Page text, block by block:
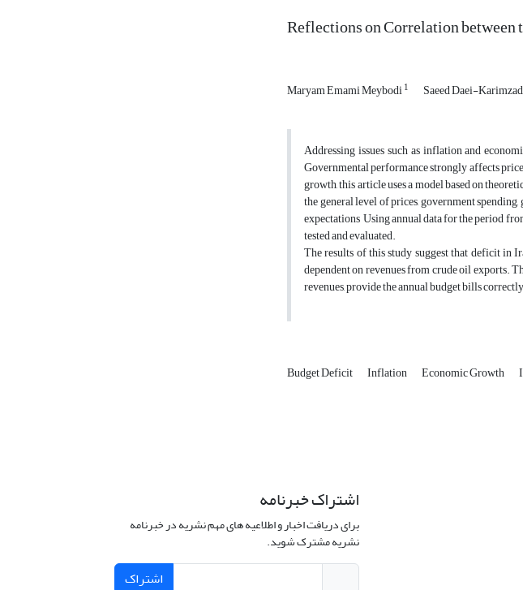
Reflections on Correlation
Maryam Emami Meybodi1 Saeed Daei-
Addressing issues such as inflation and
Governmental performance strongly affects
growth, this article uses a model based on
the general level of prices, government
expectations Using annual data for the period
tested and evaluated.
The results of this study suggest that deficit in
dependent on revenues from crude oil exports.
revenues, provide the annual budget bills
Budget Deficit Inflation Economic Growth
اشتراک خبرنامه
برای دریافت اخبار و اطلاعیه های مهم نشریه در خبرنامه
نشریه مشترک شوید.
اشتراک